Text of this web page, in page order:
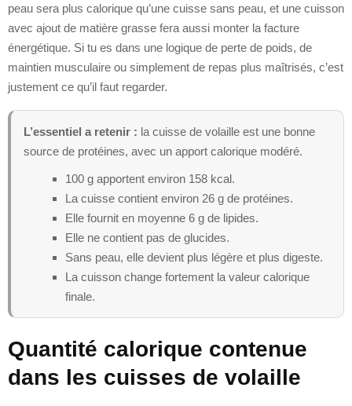
peau sera plus calorique qu’une cuisse sans peau, et une cuisson
avec ajout de matière grasse fera aussi monter la facture
énergétique. Si tu es dans une logique de perte de poids, de
maintien musculaire ou simplement de repas plus maîtrisés, c’est
justement ce qu’il faut regarder.
L’essentiel a retenir : la cuisse de volaille est une bonne
source de protéines, avec un apport calorique modéré.
100 g apportent environ 158 kcal.
La cuisse contient environ 26 g de protéines.
Elle fournit en moyenne 6 g de lipides.
Elle ne contient pas de glucides.
Sans peau, elle devient plus légère et plus digeste.
La cuisson change fortement la valeur calorique
finale.
Quantité calorique contenue
dans les cuisses de volaille